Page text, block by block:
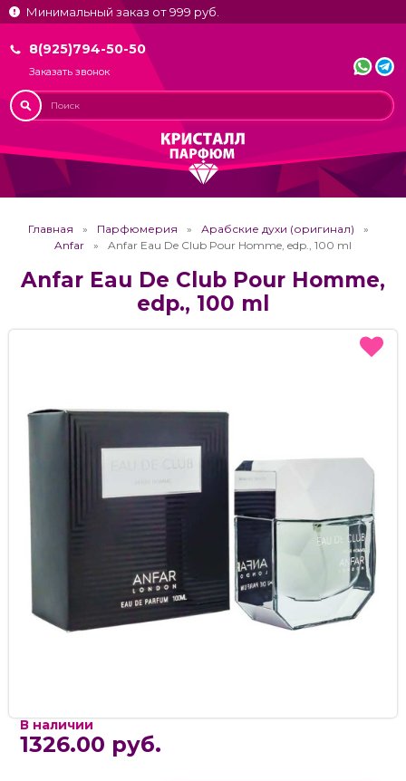
Минимальный заказ от 999 руб.
8(925)794-50-50
Заказать звонок
Главная Парфюмерия
Арабские духи (оригинал)
Anfar
Anfar Eau De Club Pour Homme, edp., 100 ml
Anfar Eau De Club Pour Homme,
edp., 100 ml
В наличии
1326.00 руб.